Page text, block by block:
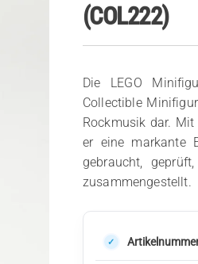
(COL222)
Die LEGO
Collectible
Rockmusik dar.
er eine markante
gebraucht,
zusammengestellt.